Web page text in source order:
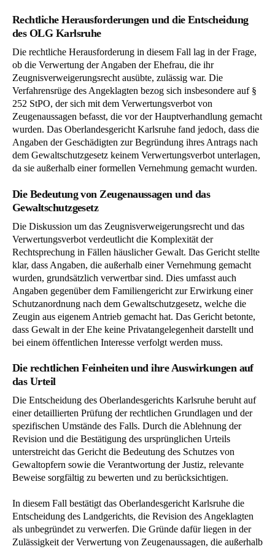
Rechtliche Herausforderungen und die Entscheidung
des OLG Karlsruhe
Die rechtliche Herausforderung in diesem Fall lag in der Frage,
ob die Verwertung der Angaben der Ehefrau, die ihr
Zeugnisverweigerungsrecht ausübte, zulässig war. Die
Verfahrensrüge des Angeklagten bezog sich insbesondere auf §
252 StPO, der sich mit dem Verwertungsverbot von
Zeugenaussagen befasst, die vor der Hauptverhandlung gemacht
wurden. Das Oberlandesgericht Karlsruhe fand jedoch, dass die
Angaben der Geschädigten zur Begründung ihres Antrags nach
dem Gewaltschutzgesetz keinem Verwertungsverbot unterlagen,
da sie außerhalb einer formellen Vernehmung gemacht wurden.
Die Bedeutung von Zeugenaussagen und das
Gewaltschutzgesetz
Die Diskussion um das Zeugnisverweigerungsrecht und das
Verwertungsverbot verdeutlicht die Komplexität der
Rechtsprechung in Fällen häuslicher Gewalt. Das Gericht stellte
klar, dass Angaben, die außerhalb einer Vernehmung gemacht
wurden, grundsätzlich verwertbar sind. Dies umfasst auch
Angaben gegenüber dem Familiengericht zur Erwirkung einer
Schutzanordnung nach dem Gewaltschutzgesetz, welche die
Zeugin aus eigenem Antrieb gemacht hat. Das Gericht betonte,
dass Gewalt in der Ehe keine Privatangelegenheit darstellt und
bei einem öffentlichen Interesse verfolgt werden muss.
Die rechtlichen Feinheiten und ihre Auswirkungen auf
das Urteil
Die Entscheidung des Oberlandesgerichts Karlsruhe beruht auf
einer detaillierten Prüfung der rechtlichen Grundlagen und der
spezifischen Umstände des Falls. Durch die Ablehnung der
Revision und die Bestätigung des ursprünglichen Urteils
unterstreicht das Gericht die Bedeutung des Schutzes von
Gewaltopfern sowie die Verantwortung der Justiz, relevante
Beweise sorgfältig zu bewerten und zu berücksichtigen.
In diesem Fall bestätigt das Oberlandesgericht Karlsruhe die
Entscheidung des Landgerichts, die Revision des Angeklagten
als unbegründet zu verwerfen. Die Gründe dafür liegen in der
Zulässigkeit der Verwertung von Zeugenaussagen, die außerhalb